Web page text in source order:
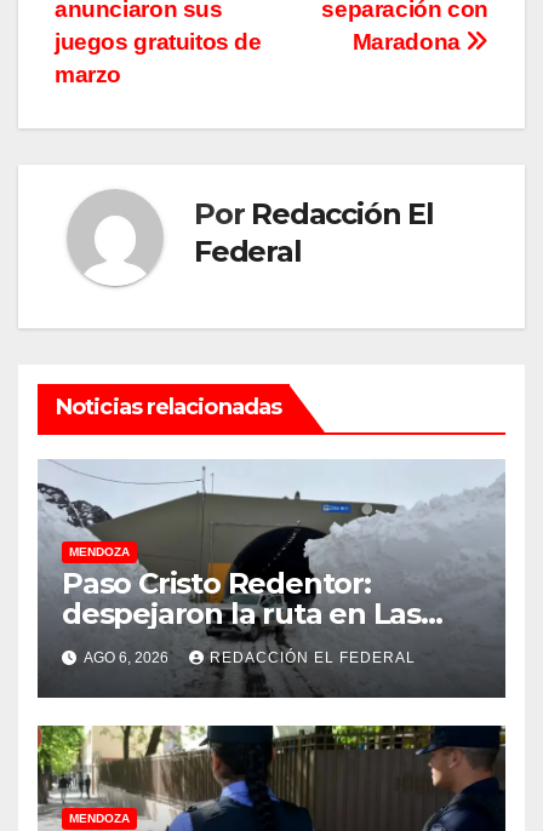
entradas
separación con
Maradona
anunciaron sus
juegos gratuitos de
marzo
Por Redacción El
Federal
Noticias relacionadas
MENDOZA
Paso Cristo Redentor:
despejaron la ruta en Las
Cuevas antes de otro
temporal con unos 1.500
camiones varados
AGO 6, 2026 REDACCIÓN EL FEDERAL
MENDOZA